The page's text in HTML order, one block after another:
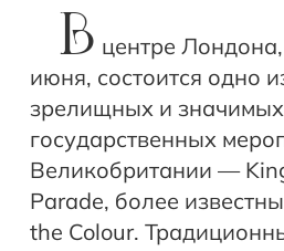
В центре
июня, состоится одно
зрелищных и значимых
государственных
Великобритании —
Parade, более
the Colour.